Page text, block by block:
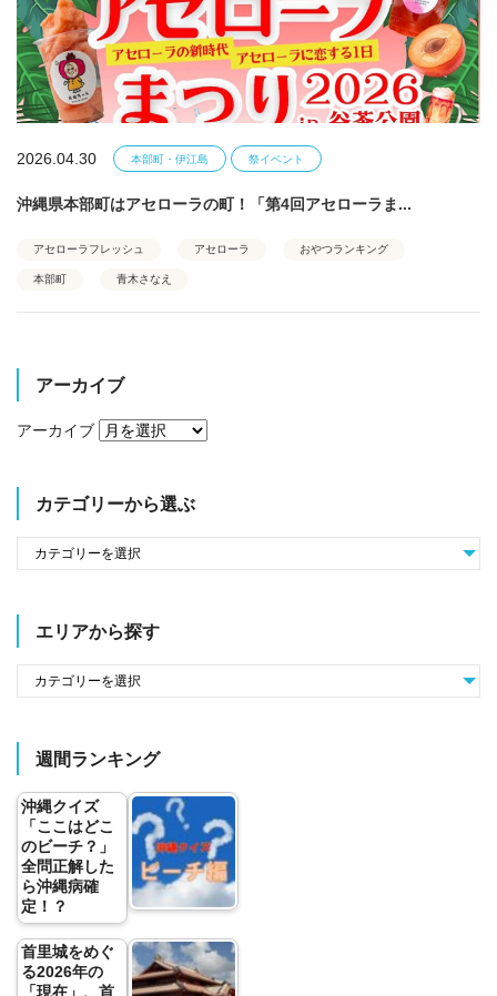
2026.04.30 本部町・伊江島 祭イベント
沖縄県本部町はアセローラの町！「第4回アセローラま...
アセローラフレッシュ アセローラ おやつランキング
本部町 青木さなえ
アーカイブ
アーカイブ
カテゴリーから選ぶ
エリアから探す
週間ランキング
沖縄クイズ
「ここはどこ
のビーチ？」
全問正解した
ら沖縄病確
定！？
首里城をめぐ
る2026年の
「現在」、首